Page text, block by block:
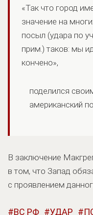
«Так что город
значение на
посыл (удара по
прим.) таков: мы
кончено»,
поделился
американский
В заключение
в том, что Запад
с проявлением
ВС РФ УДАР